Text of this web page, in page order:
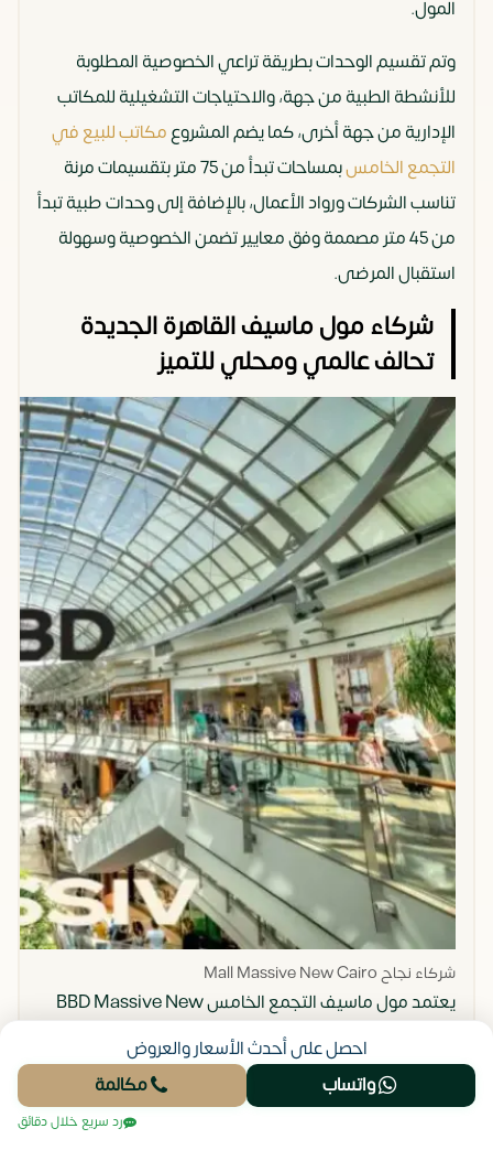
المول.
وتم تقسيم الوحدات بطريقة تراعي الخصوصية المطلوبة
للأنشطة الطبية من جهة، والاحتياجات التشغيلية للمكاتب
الإدارية من جهة أخرى، كما يضم المشروعمكاتب للبيع في
التجمع الخامس
بمساحات تبدأ من 75 متر بتقسيمات مرنة
تناسب الشركات ورواد الأعمال، بالإضافة إلى وحدات طبية تبدأ
من 45 متر مصممة وفق معايير تضمن الخصوصية وسهولة
استقبال المرضى.
شركاء مول ماسيف القاهرة الجديدة
تحالف عالمي ومحلي للتميز
شركاء نجاح Mall Massive New Cairo
يعتمد مول ماسيف التجمع الخامس BBD Massive New
Cairo على تحالف استراتيجي يجمع بين الخبرات العالمية
والمحلية لضمان تقديم مشروع إداري وطبي بمعايير
متقدمة، بعيداً عن أي نموذج تقليدي، فاختيار الشركاء تم
احصل على أحدث الأسعار والعروض
واتساب
مكالمة
رد سريع خلال دقائق